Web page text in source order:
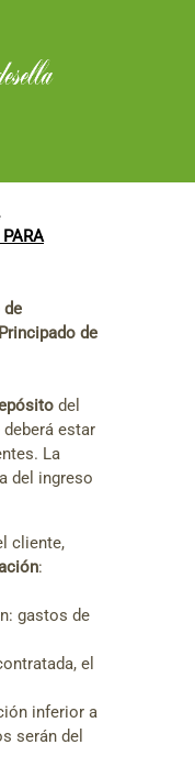
de
de
del
estar
La
del ingreso
cliente,
:
gastos de
el
inferior a
serán del